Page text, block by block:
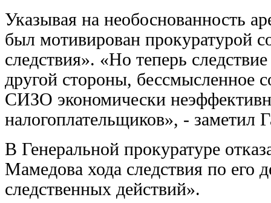
Указывая на необоснованность
был мотивирован прокуратурой
следствия». «Но теперь
другой стороны, бессмысленное
СИЗО экономически
налогоплательщиков», - заметил
В Генеральной прокуратуре
Мамедова хода следствия по его
следственных действий».